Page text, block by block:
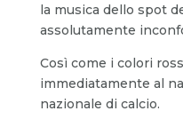
la musica dello spot
assolutamente
Così come i colori
immediatamente al
nazionale di calcio.